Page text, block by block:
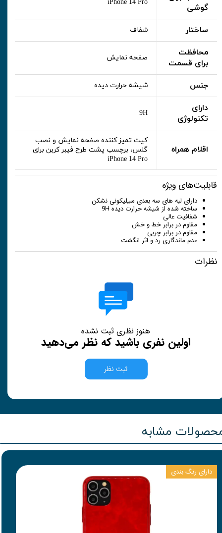
گوشی
iPhone 14 Pro
ساختار شفاف
محافظت
برای قسمت
صفحه نمایش
جنس شیشه حرارت دیده
دارای
تکنولوژی
9H
اقلام همراه
کیت تمیز کننده صفحه نمایش و نصب
گلس، برچسب پشت طرح فیبر کربن برای
iPhone 14 Pro
قابلیت‌های ویژه
دارای لبه های سه بعدی سیلیکونی نشکن
ساخته شده از شیشه حرارت دیده 9H
شفافیت عالی
مقاوم در برابر خط و خش
مقاوم در برابر چربی
عدم ماندگاری رد و اثر انگشت
نظرات
هنوز نظری ثبت نشده
اولین نفری باشید که نظر می‌دهید
ثبت نظر
مشابه
دارای رنگ بندی